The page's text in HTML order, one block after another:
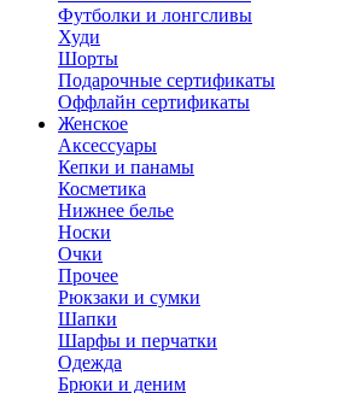
Футболки и лонгсливы
Худи
Шорты
Подарочные сертификаты
Оффлайн сертификаты
Женское
Аксессуары
Кепки и панамы
Косметика
Нижнее белье
Носки
Очки
Прочее
Рюкзаки и сумки
Шапки
Шарфы и перчатки
Одежда
Брюки и деним